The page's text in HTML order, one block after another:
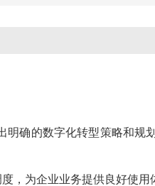
确的数字化转型策略和规
，为企业业务提供良好使用